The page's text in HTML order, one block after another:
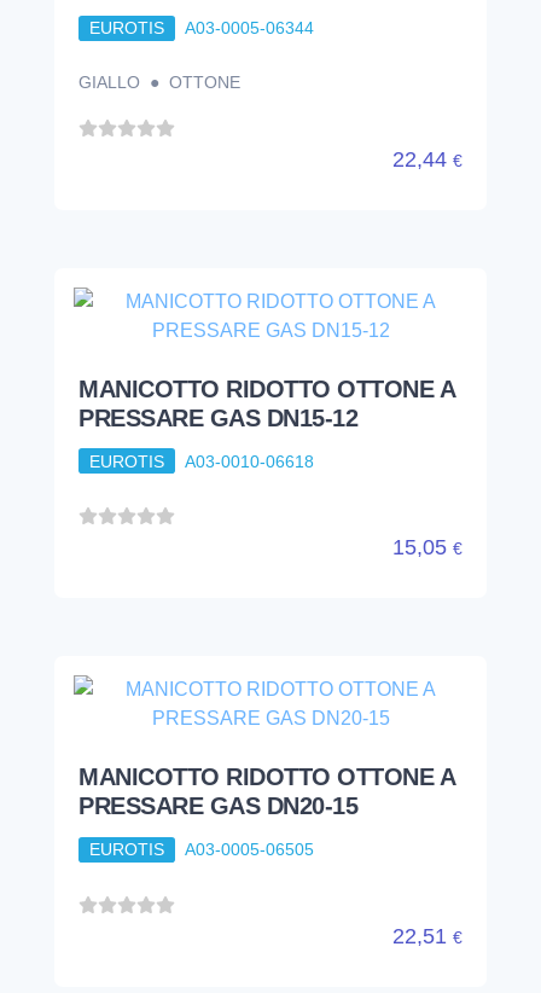
EUROTIS A03-0005-06344
GIALLO ● OTTONE
22,44 €
MANICOTTO RIDOTTO OTTONE A
PRESSARE GAS DN15-12
EUROTIS A03-0010-06618
15,05 €
MANICOTTO RIDOTTO OTTONE A
PRESSARE GAS DN20-15
EUROTIS A03-0005-06505
22,51 €